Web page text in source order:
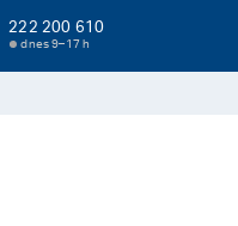
222 200 610
dnes 9–17 h